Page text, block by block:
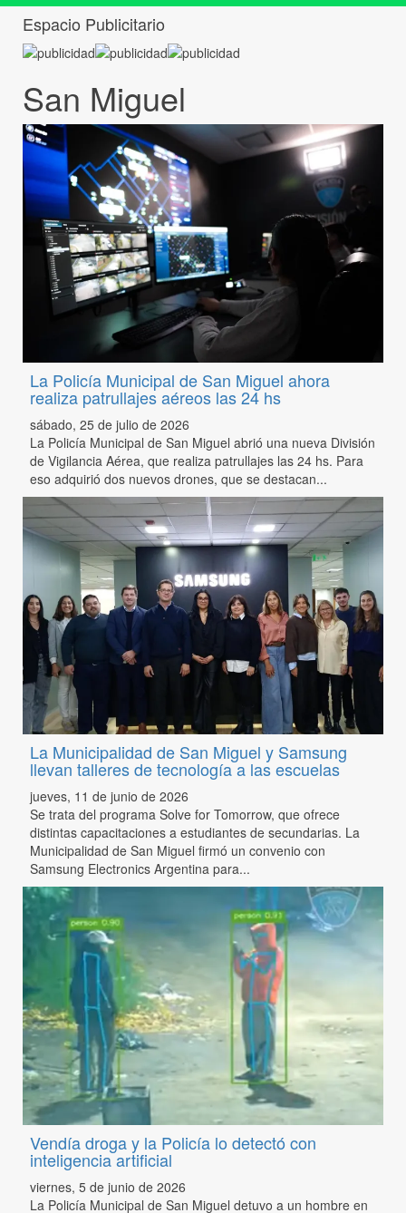
Espacio Publicitario
San Miguel
La Policía Municipal de San Miguel ahora
realiza patrullajes aéreos las 24 hs
sábado, 25 de julio de 2026
La Policía Municipal de San Miguel abrió una nueva División
de Vigilancia Aérea, que realiza patrullajes las 24 hs. Para
eso adquirió dos nuevos drones, que se destacan...
La Municipalidad de San Miguel y Samsung
llevan talleres de tecnología a las escuelas
jueves, 11 de junio de 2026
Se trata del programa Solve for Tomorrow, que ofrece
distintas capacitaciones a estudiantes de secundarias. La
Municipalidad de San Miguel firmó un convenio con
Samsung Electronics Argentina para...
Vendía droga y la Policía lo detectó con
inteligencia artificial
viernes, 5 de junio de 2026
La Policía Municipal de San Miguel detuvo a un hombre en